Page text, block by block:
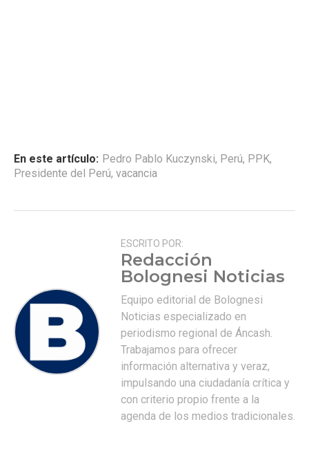
En este artículo: Pedro Pablo Kuczynski, Perú, PPK,
Presidente del Perú, vacancia
ESCRITO POR:
Redacción
Bolognesi Noticias
Equipo editorial de Bolognesi
Noticias especializado en
periodismo regional de Áncash.
Trabajamos para ofrecer
información alternativa y veraz,
impulsando una ciudadanía crítica y
con criterio propio frente a la
agenda de los medios tradicionales.